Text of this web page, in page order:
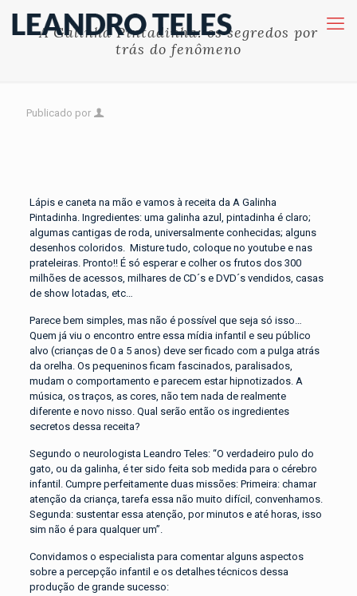
A Galinha Pintadinha: os segredos por
trás do fenômeno
Publicado por
Lápis e caneta na mão e vamos à receita da A Galinha
Pintadinha. Ingredientes: uma galinha azul, pintadinha é claro;
algumas cantigas de roda, universalmente conhecidas; alguns
desenhos coloridos. Misture tudo, coloque no youtube e nas
prateleiras. Pronto!! É só esperar e colher os frutos dos 300
milhões de acessos, milhares de CD´s e DVD´s vendidos, casas
de show lotadas, etc…
Parece bem simples, mas não é possível que seja só isso…
Quem já viu o encontro entre essa mídia infantil e seu público
alvo (crianças de 0 a 5 anos) deve ser ficado com a pulga atrás
da orelha. Os pequeninos ficam fascinados, paralisados,
mudam o comportamento e parecem estar hipnotizados. A
música, os traços, as cores, não tem nada de realmente
diferente e novo nisso. Qual serão então os ingredientes
secretos dessa receita?
Segundo o neurologista Leandro Teles: “O verdadeiro pulo do
gato, ou da galinha, é ter sido feita sob medida para o cérebro
infantil. Cumpre perfeitamente duas missões: Primeira: chamar
atenção da criança, tarefa essa não muito difícil, convenhamos.
Segunda: sustentar essa atenção, por minutos e até horas, isso
sim não é para qualquer um”.
Convidamos o especialista para comentar alguns aspectos
sobre a percepção infantil e os detalhes técnicos dessa
produção de grande sucesso: